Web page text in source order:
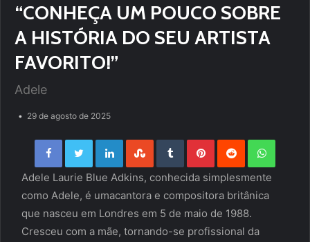
“CONHEÇA UM POUCO SOBRE
A HISTÓRIA DO SEU ARTISTA
FAVORITO!”
Adele
29 de agosto de 2025
Facebook Twitter LinkedIn StumbleUpon Tumblr Pinterest Reddit
Adele Laurie Blue Adkins, conhecida simplesmente
como Adele, é umacantora e compositora britânica
que nasceu em Londres em 5 de maio de 1988.
Cresceu com a mãe, tornando-se profissional da